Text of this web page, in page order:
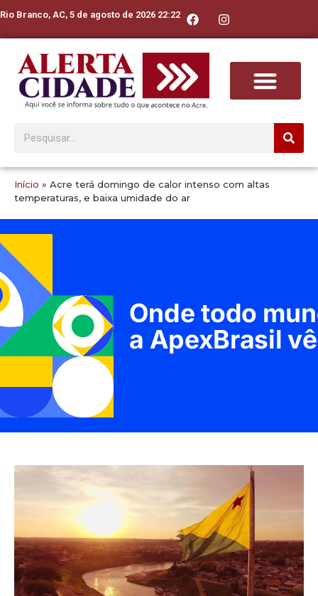
Rio Branco, AC, 5 de agosto de 2026 22:22
Início » Acre terá domingo de calor intenso com altas
temperaturas, e baixa umidade do ar